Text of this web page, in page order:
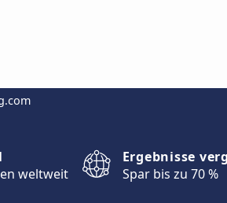
weltweit
Ergebnisse
Spar bis zu 70 %